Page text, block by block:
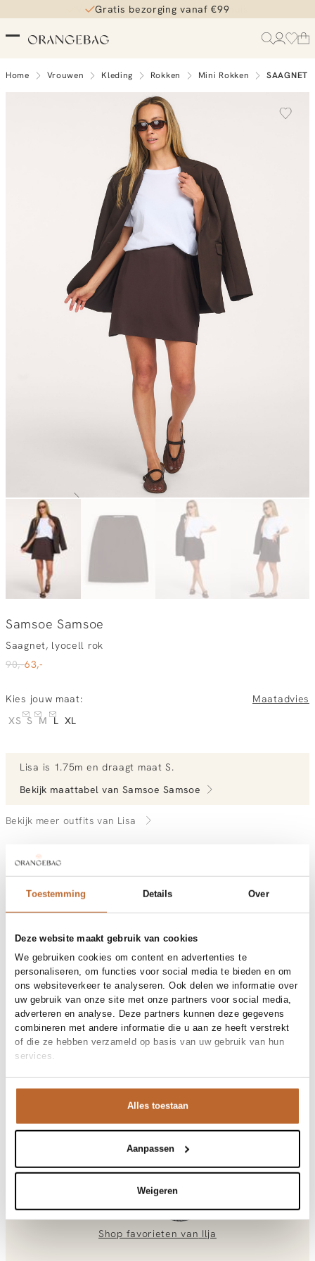
Toestemming Details Over
Deze website maakt gebruik van cookies
We gebruiken cookies om content en advertenties te
personaliseren, om functies voor social media te bieden en om
ons websiteverkeer te analyseren. Ook delen we informatie over
uw gebruik van onze site met onze partners voor social media,
adverteren en analyse. Deze partners kunnen deze gegevens
combineren met andere informatie die u aan ze heeft verstrekt
of die ze hebben verzameld op basis van uw gebruik van hun
services.
Alles toestaan
Aanpassen
Weigeren
Gratis bezorging vanaf €99
Home Vrouwen Kleding Rokken Mini Rokken SAAGNET
Samsoe Samsoe
Saagnet, lyocell rok
90,-63,-
Kies jouw maat:
Maatadvies
XS S M L XL
Lisa is 1.75m en draagt maat S.
Bekijk maattabel van Samsoe Samsoe
Bekijk meer outfits van Lisa
Vandaag besteld, morgen in huis
Gratis bezorging vanaf €99
30 dagen bedenktijd
Materiaal en verzorging
Fabric
Fabric: 100% tencel lyocell
Materiaal
Lyocell
Reiniging
30°C machine wash
Maat en pasvorm
Pasvorm
Losvallend
Taillehoogte
Mid waist
Maat model
S
Productdetails
Merk
Productnaam
SAAGNET SHORT SKIRT, tencel
190910TCX
Variantnaam
MULCH
Productnummer
bestellingen worden verzonden met een track & trace-code,
zodat je jouw pakket altijd kunt volgen. Bestel je voor 21:45
Heb je vragen over onze producten of heb je hulp nodig bij
het plaatsen van een bestelling? Onze klantenservice staat
voor je klaar!
Shop the look
Ilja
Shop favorieten van Ilja